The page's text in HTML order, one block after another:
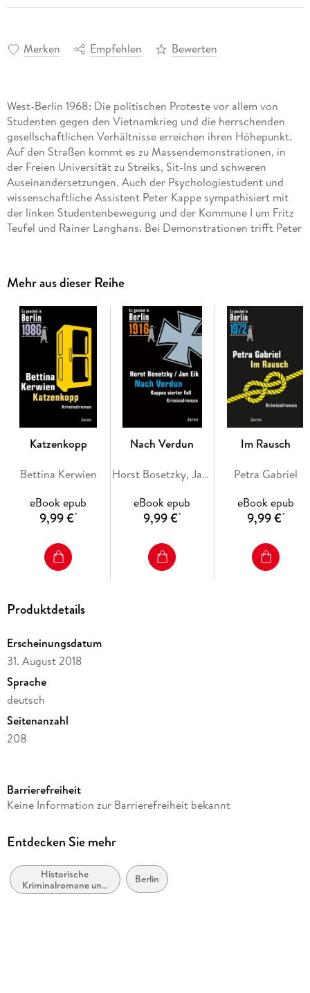
Merken Empfehlen Bewerten
West-Berlin 1968: Die politischen Proteste vor allem von
Studenten gegen den Vietnamkrieg und die herrschenden
gesellschaftlichen Verhältnisse erreichen ihren Höhepunkt.
Auf den Straßen kommt es zu Massendemonstrationen, in
der Freien Universität zu Streiks, Sit-Ins und schweren
Auseinandersetzungen. Auch der Psychologiestudent und
wissenschaftliche Assistent Peter Kappe sympathisiert mit
der linken Studentenbewegung und der Kommune I um Fritz
Teufel und Rainer Langhans. Bei Demonstrationen trifft Peter
erstickt zu haben, leitet die Presse eine regelrechte Hetzjagd
auf den linksintellektuellen Künstler ein. Doch Kannenhenkel
bestreitet die Tat vehement. Peter, der von der Unschuld des
Gesinnungsgenossen überzeugt ist, beginnt heimlich mit
Recherchen, um seinem Vater, dem mit dem Fall
Kannenhenkel betrauten Kriminaloberkommissar Otto
Kappe, entlastende Informationen liefern zu können. Dessen
Ermittlungsarbeit gestaltet sich schwierig, denn sie steht
unter dem Druck der Presseberichterstattung, die ihr Urteil
über den bekannten Schauspieler bereits gefällt hat: Er sei
der Mörder von Monika Mönningsee . . .
Mehr aus dieser Reihe
Katzenkopp
Bettina Kerwien
eBook epub
9,99 €*
Nach Verdun
Horst Bosetzky, Jan Eik
eBook epub
9,99 €*
Im Rausch
Petra Gabriel
eBook epub
9,99 €*
Produktdetails
Erscheinungsdatum
31. August 2018
Sprache
deutsch
Seitenanzahl
208
Reihe
Autor/Autorin
Verlag/Hersteller
Jaron Verlag
Barrierefreiheit
Keine Information zur Barrierefreiheit bekannt
Entdecken Sie mehr
Historische
Kriminalromane und
Mystery
Berlin